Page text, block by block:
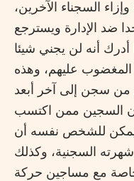
وإزاء السجناء الآخرين،
ضد الإدارة ويسترجع
أدرك أنه لن يجني شيئا
المغضوب عليهم، وهذه
من سجن إلى آخر أبعد
السجين ممن اكتسب
يمكن للشخص نفسه أن
السجنية، وكذلك
خاصة مع مساجين حركة